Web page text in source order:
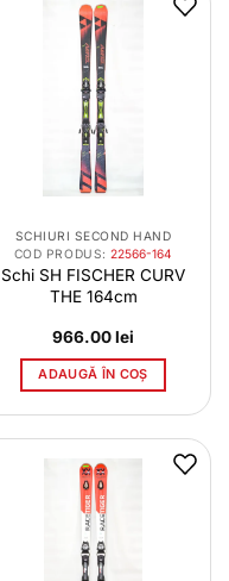
SCHIURI SECOND HAND
COD PRODUS:22566-164
Schi SH FISCHER CURV
THE 164cm
966.00lei
ADAUGĂ ÎN COȘ